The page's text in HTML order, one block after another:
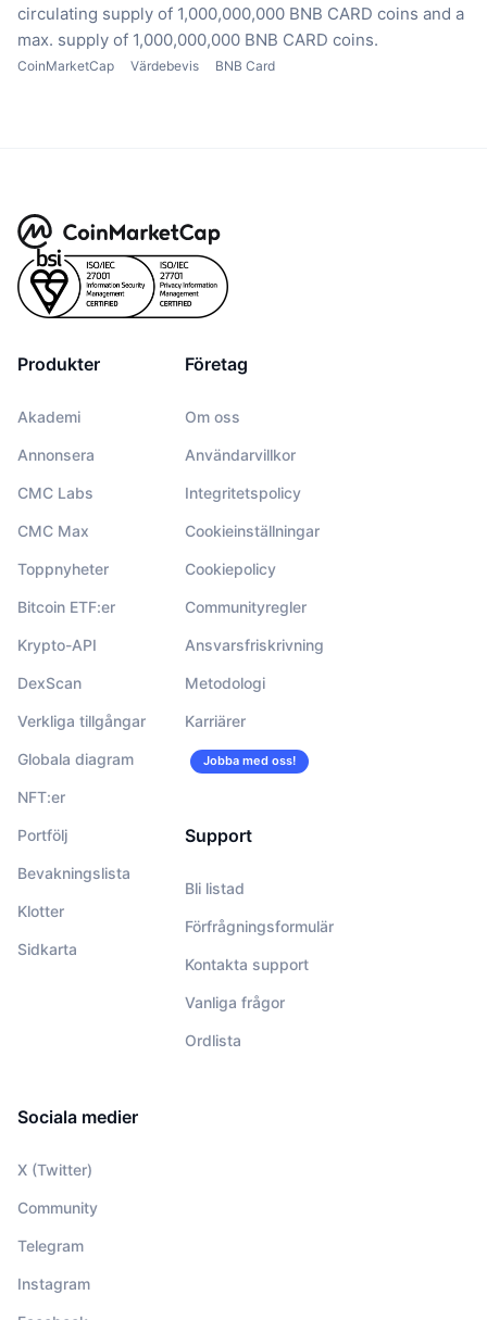
circulating supply of 1,000,000,000 BNB CARD coins and a
max. supply of 1,000,000,000 BNB CARD coins.
CoinMarketCap Värdebevis BNB Card
Produkter
Akademi
Annonsera
CMC Labs
CMC Max
Toppnyheter
Bitcoin ETF:er
Krypto-API
DexScan
Verkliga tillgångar
Globala diagram
NFT:er
Portfölj
Bevakningslista
Klotter
Sidkarta
Företag
Om oss
Användarvillkor
Integritetspolicy
Cookieinställningar
Cookiepolicy
Communityregler
Ansvarsfriskrivning
Metodologi
Karriärer
Jobba med oss!
Support
Bli listad
Förfrågningsformulär
Kontakta support
Vanliga frågor
Ordlista
Sociala medier
X (Twitter)
Community
Telegram
Instagram